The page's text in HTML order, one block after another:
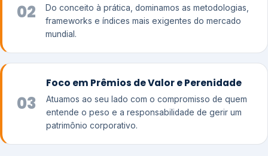
02
Do conceito à prática, dominamos as metodologias,
frameworks e índices mais exigentes do mercado
mundial.
03
Foco em Prêmios de Valor e Perenidade
Atuamos ao seu lado com o compromisso de quem
entende o peso e a responsabilidade de gerir um
patrimônio corporativo.